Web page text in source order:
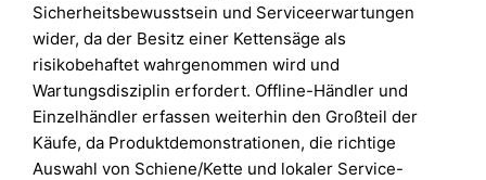
Sicherheitsbewusstsein und Serviceerwartungen
wider, da der Besitz einer Kettensäge als
risikobehaftet wahrgenommen wird und
Wartungsdisziplin erfordert. Offline-Händler und
Einzelhändler erfassen weiterhin den Großteil der
Käufe, da Produktdemonstrationen, die richtige
Auswahl von Schiene/Kette und lokaler Service-